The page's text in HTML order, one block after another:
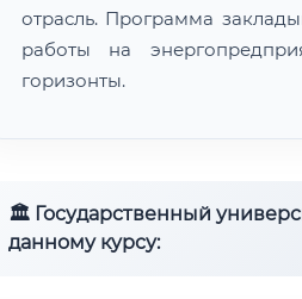
отрасль. Программа
работы на
горизонты.
🏛 Государственный
данному курсу: